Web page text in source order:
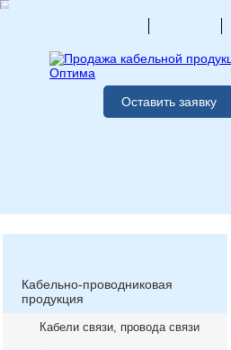
Оставить заявку
Кабельно-проводниковая
продукция
Кабели связи, провода связи